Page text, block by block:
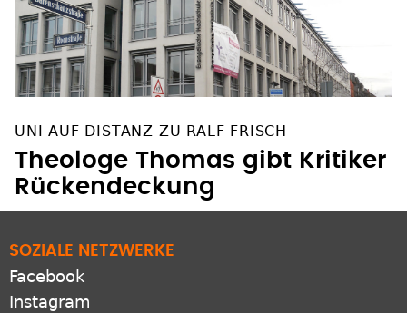
UNI AUF DISTANZ ZU RALF FRISCH
Theologe Thomas gibt Kritiker
Rückendeckung
SOZIALE NETZWERKE
Facebook
Instagram